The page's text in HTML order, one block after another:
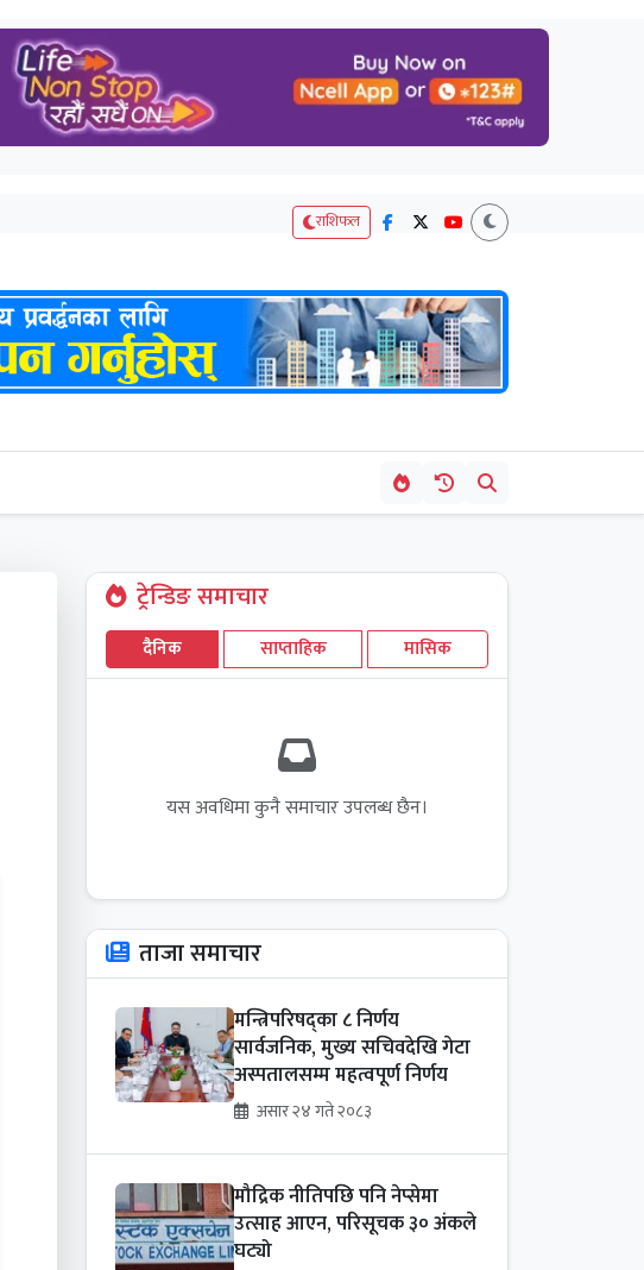
राशिफल
ट्रेन्डिङ समाचार
दैनिक साप्ताहिक मासिक
यस अवधिमा कुनै समाचार उपलब्ध छैन।
ताजा समाचार
मन्त्रिपरिषद्का ८ निर्णय
सार्वजनिक, मुख्य सचिवदेखि गेटा
अस्पतालसम्म महत्वपूर्ण निर्णय
असार २४ गते २०८३
मौद्रिक नीतिपछि पनि नेप्सेमा
उत्साह आएन, परिसूचक ३० अंकले
घट्यो